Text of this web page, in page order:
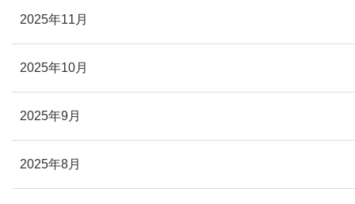
2025年11月
2025年10月
2025年9月
2025年8月